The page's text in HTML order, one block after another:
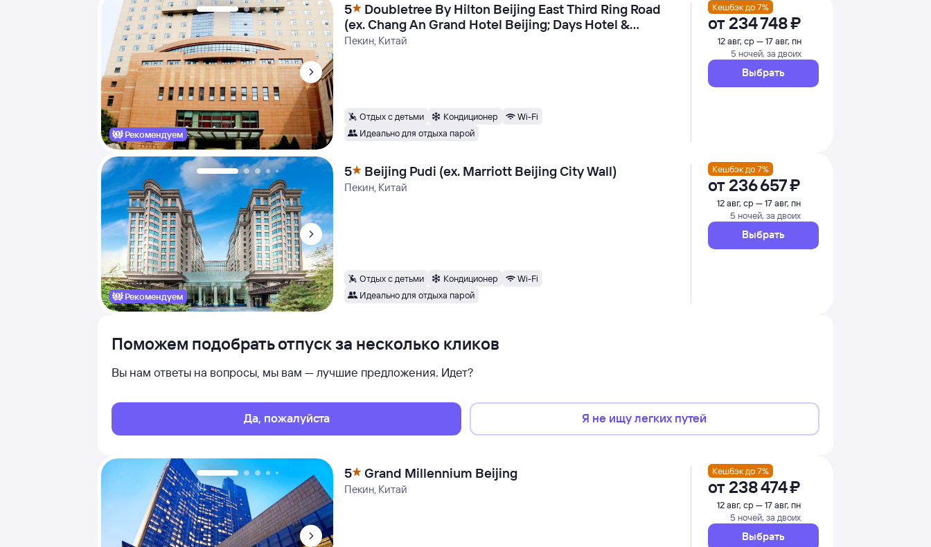
Рекомендуем
5
Doubletree By Hilton Beijing East Third Ring Road
(ex. Chang An Grand Hotel Beijing; Days Hotel &
Suites)
Пекин, Китай
Отдых с детьми Кондиционер
Wi-Fi
Идеально для отдыха парой
Кешбэк до 7%
от 234 ⁠748 ⁠₽
12 авг, ср — 17 авг, пн
5 ночей, за двоих
Выбрать
Рекомендуем
5 Beijing Pudi (ex. Marriott Beijing City Wall)
Пекин, Китай
Отдых с детьми Кондиционер
Wi-Fi
Идеально для отдыха парой
Кешбэк до 7%
от 236 ⁠657 ⁠₽
12 авг, ср — 17 авг, пн
5 ночей, за двоих
Выбрать
Поможем подобрать отпуск за несколько кликов
Вы нам ответы на вопросы, мы вам — лучшие предложения. Идет?
Да, пожалуйста Я не ищу легких путей
5 Grand Millennium Beijing
Пекин, Китай
Кешбэк до 7%
от 238 ⁠474 ⁠₽
12 авг, ср — 17 авг, пн
5 ночей, за двоих
Выбрать